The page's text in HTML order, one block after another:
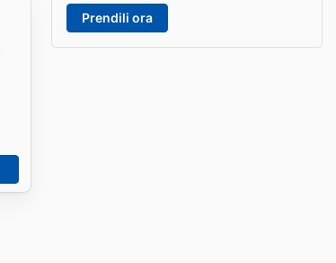
Prendili ora